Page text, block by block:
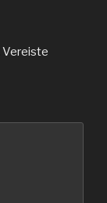
Vereiste